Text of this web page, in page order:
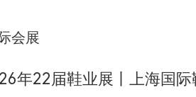
会展
年22届鞋业展丨上海国际